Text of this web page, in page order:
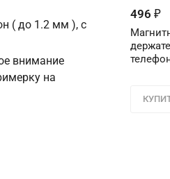
Телефон*
Соглашение об
Для
персональных
в поле ниже
( до 1.2 мм ), с
внимание
на
496 ₽